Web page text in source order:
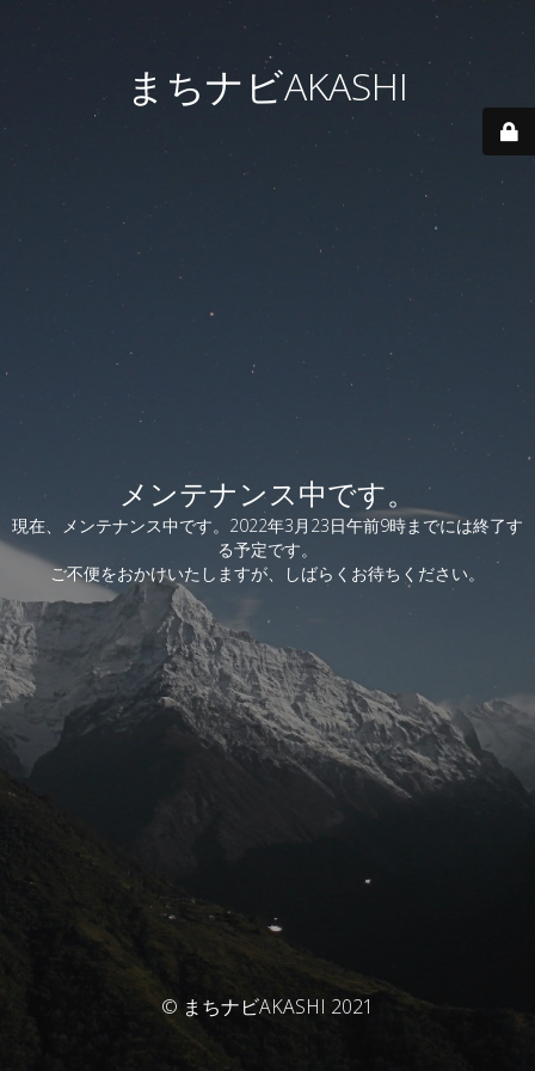
まちナビAKASHI
メンテナンス中です。
現在、メンテナンス中です。2022年3月23日午前9時までには終了す
る予定です。
ご不便をおかけいたしますが、しばらくお待ちください。
© まちナビAKASHI 2021